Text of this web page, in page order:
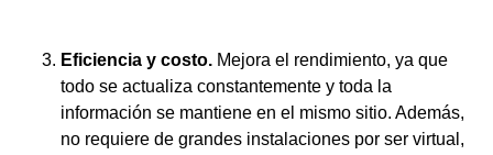
Eficiencia y costo. Mejora el rendimiento, ya que
todo se actualiza constantemente y toda la
información se mantiene en el mismo sitio. Además,
no requiere de grandes instalaciones por ser virtual,